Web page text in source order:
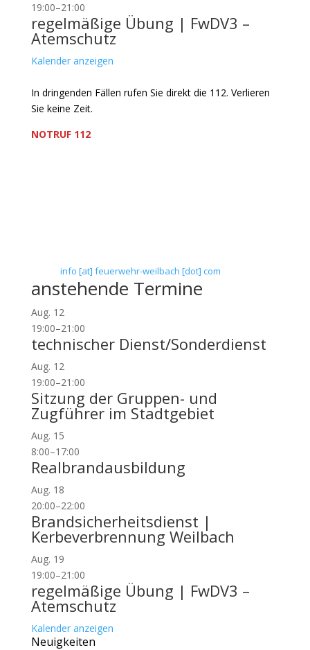
19:00–21:00
regelmäßige Übung | FwDV3 –
Atemschutz
Kalender anzeigen
In dringenden Fällen rufen Sie direkt die 112. Verlieren
Sie keine Zeit.
NOTRUF 112
info [at] feuerwehr-weilbach [dot] com
anstehende Termine
Aug. 12
19:00–21:00
technischer Dienst/Sonderdienst
Aug. 12
19:00–21:00
Sitzung der Gruppen- und
Zugführer im Stadtgebiet
Aug. 15
8:00–17:00
Realbrandausbildung
Aug. 18
20:00–22:00
Brandsicherheitsdienst |
Kerbeverbrennung Weilbach
Aug. 19
19:00–21:00
regelmäßige Übung | FwDV3 –
Atemschutz
Kalender anzeigen
Neuigkeiten